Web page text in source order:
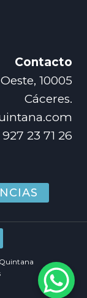
Contacto
10005
Cáceres.
927 23 71 26